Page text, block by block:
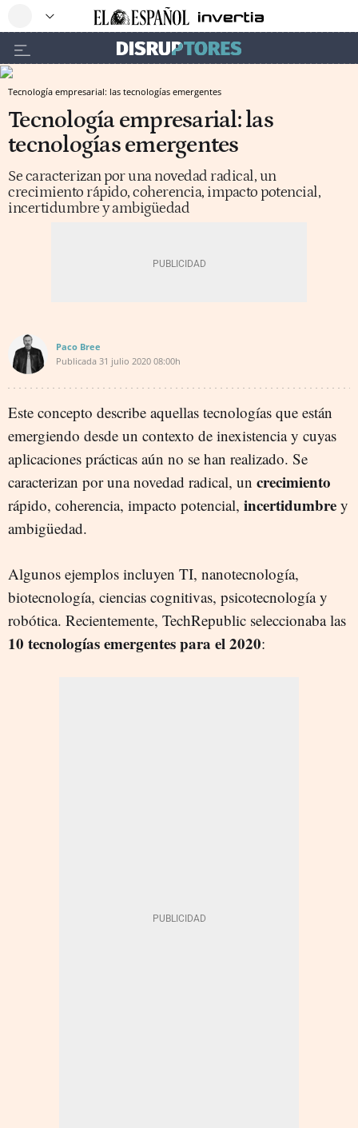
Tecnología empresarial: las tecnologías emergentes
Tecnología empresarial: las
tecnologías emergentes
Se caracterizan por una novedad radical, un
crecimiento rápido, coherencia, impacto potencial,
incertidumbre y ambigüedad
Paco Bree
Publicada 31 julio 2020 08:00h
Este concepto describe aquellas tecnologías que están
emergiendo desde un contexto de inexistencia y cuyas
aplicaciones prácticas aún no se han realizado. Se
caracterizan por una novedad radical, un crecimiento
rápido, coherencia, impacto potencial, incertidumbre y
ambigüedad.
Algunos ejemplos incluyen TI, nanotecnología,
biotecnología, ciencias cognitivas, psicotecnología y
robótica. Recientemente, TechRepublic seleccionaba las
10 tecnologías emergentes para el 2020: